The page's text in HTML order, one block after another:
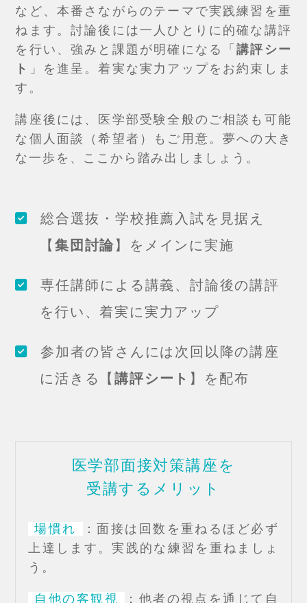
など、本番さながらのテーマで実践練習を重
ねます。討論後には一人ひとりに的確な講評
を行い、強みと課題が明確になる「講評シー
ト 」を進呈。着実な実力アップをお約束しま
す。
講座後には、医学部受験全般のご相談も可能
な個人面談（希望者）もご用意。夢への大き
な一歩を、ここから踏み出しましょう。
総合選抜・学校推薦入試を見据え
【集団討論】をメインに実施
専任講師による講義、討論後の講評
を行い、着実に実力アップ
参加者の皆さんには次回以降の講座
に活きる【講評シート 】を配布
医学部面接対策講座を
受講するメリット
場慣れ
：面接は回数を重ねるほど必ず
上達します。実践的な練習を重ねましょ
う。
自他の客観視
：他者の視点を通じて自